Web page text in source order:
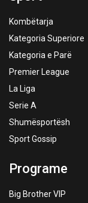
Kombëtarja
Kategoria Superiore
Kategoria e Parë
Premier League
La Liga
Serie A
Shumësportësh
Sport Gossip
Programe
Big Brother VIP